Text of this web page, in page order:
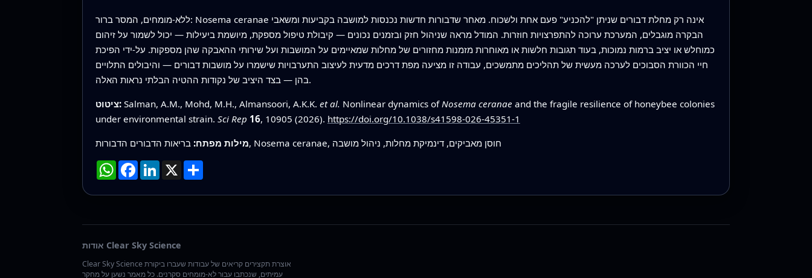
ללא‑מומחים, המסר ברור: Nosema ceranae אינה רק מחלת דבורים שניתן "להכניע" פעם אחת ולשכוח. מאחר שדבורות חדשות נכנסות למושבה בקביעות ומשאבי
הבקרה מוגבלים, המערכת ערוכה להתפרצויות חוזרות. המודל מראה שניהול חזק ובזמנים נכונים — קיבולת טיפול מספקת, מיושמת ביעילות — יכול לשמור על זיהום
כמוחלש או יציב ברמות נמוכות, בעוד תגובות חלשות או מאוחרות מזמנות מחזורים של מחלות שמאיימים על המושבות ועל שירותי ההאבקה שהן מספקות. על‑ידי הפיכת
חיי הכוורת הסבוכים לערכה מעשית של תהליכים מתמשכים, עבודה זו מציעה מפת דרכים מדעית לעיצוב התערבויות שישמרו על מושבות דבורים — והיבולים התלויים
בהן — בצד היציב של נקודות ההטיה הבלתי נראות האלה.
ציטוט: Salman, A.M., Mohd, M.H., Almansoori, A.K.K. et al. Nonlinear dynamics ofNosema ceranae and the fragile resilience of honeybee colonies
under environmental strain. Sci Rep 16, 10905 (2026). https://doi.org/10.1038/s41598-026-45351-1
מילות מפתח: בריאות הדבורים הדבורות, Nosema ceranae, חוסן מאביקים, דינמיקת מחלות, ניהול מושבה
WhatsApp
Facebook
LinkedIn
X שתף
אודות Clear Sky Science
Clear Sky Science אוצרת תקצירים קריאים של עבודות שעברו ביקורת
עמיתים, שנכתבו עבור לא-מומחים סקרנים. כל מאמר נשען על מחקר